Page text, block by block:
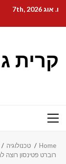
content
ו. אוג 7th, 2026
קרית
Primary
Home
טכנולוגיה
רוברט פטינסון